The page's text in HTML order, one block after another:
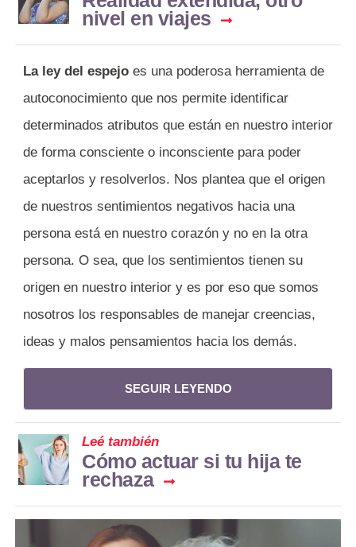
nivel en viajes
La ley del espejo es una poderosa herramienta de
autoconocimiento que nos permite identificar
determinados atributos que están en nuestro interior
de forma consciente o inconsciente para poder
aceptarlos y resolverlos. Nos plantea que el origen
de nuestros sentimientos negativos hacia una
persona está en nuestro corazón y no en la otra
persona. O sea, que los sentimientos tienen su
origen en nuestro interior y es por eso que somos
nosotros los responsables de manejar creencias,
ideas y malos pensamientos hacia los demás.
SEGUIR LEYENDO
Leé también
Cómo actuar si tu hija te
rechaza